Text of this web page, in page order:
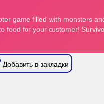
Добавить в закладки